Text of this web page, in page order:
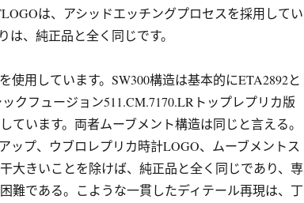
は、アシッドエッチングプロセスを採用してい
は、純正品と全く同じです。
使用しています。SW300構造は基本的にETA2892と
クフュージョン511.CM.7170.LRトップレプリカ版
ています。両者ムーブメント構造は同じと言える。
ップ、ウブロレプリカ時計LOGO、ムーブメントス
大きいことを除けば、純正品と全く同じであり、専
難である。こような一貫したディテール再現は、丁